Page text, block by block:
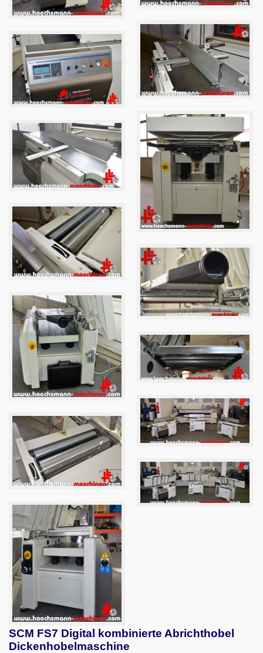
SCM FS7 Digital kombinierte Abrichthobel
Dickenhobelmaschine